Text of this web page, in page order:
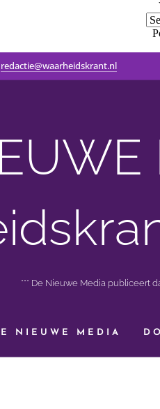
redactie@waarheidskrant.nl
*** De Nieuwe Media publiceert
NIEUWE MEDIA